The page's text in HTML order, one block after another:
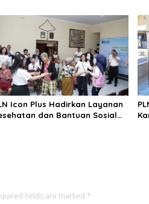
Services PLN
Icon Plus Hadirkan Layanan
dan Bantuan Sosial
fields are marked *